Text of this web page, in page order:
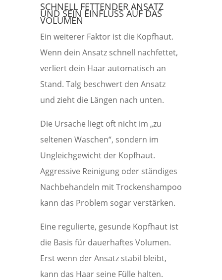
SCHNELL FETTENDER ANSATZ
UND SEIN EINFLUSS AUF DAS
VOLUMEN
Ein weiterer Faktor ist die Kopfhaut.
Wenn dein Ansatz schnell nachfettet,
verliert dein Haar automatisch an
Stand. Talg beschwert den Ansatz
und zieht die Längen nach unten.
Die Ursache liegt oft nicht im „zu
seltenen Waschen“, sondern im
Ungleichgewicht der Kopfhaut.
Aggressive Reinigung oder ständiges
Nachbehandeln mit Trockenshampoo
kann das Problem sogar verstärken.
Eine regulierte, gesunde Kopfhaut ist
die Basis für dauerhaftes Volumen.
Erst wenn der Ansatz stabil bleibt,
kann das Haar seine Fülle halten.